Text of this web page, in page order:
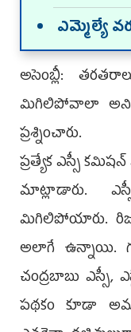
ఎమ్మెల్యే
అసెంబ్లీ:
మిగిలిపోవాలా అని
ప్రశ్నించారు.
ప్రత్యేక ఎస్సీ
మాట్లాడారు.
మిగిలిపోయారు.
అలాగే ఉన్నాయి.
చంద్రబాబు ఎస్సీ,
పథకం కూడా